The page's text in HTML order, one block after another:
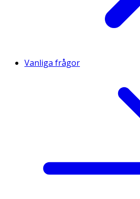
Vanliga frågor